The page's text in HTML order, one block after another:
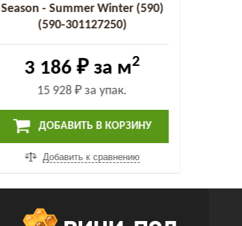
Season - Summer Winter (590)
(590-301127250)
3 186 ₽за м2
15 928 ₽за упак.
ДОБАВИТЬ В КОРЗИНУ
Добавить к сравнению